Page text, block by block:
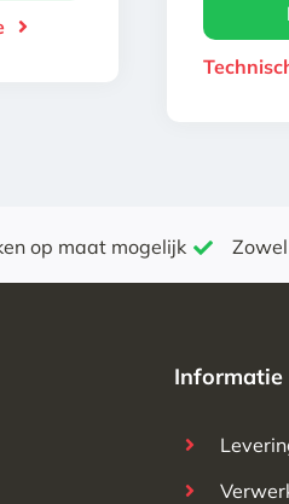
op maat mogelijk
Informatie